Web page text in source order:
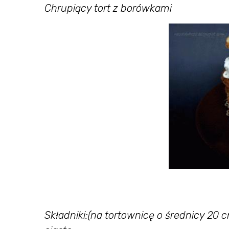
Chrupiący tort z borówkami
Składniki:(na tortownicę o średnicy 20